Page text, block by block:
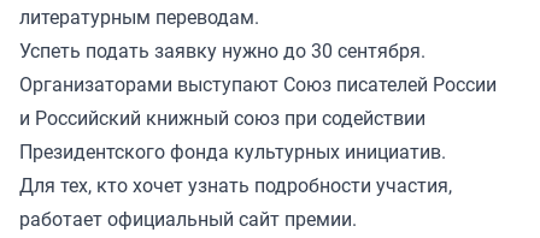
литературным переводам.
Успеть подать заявку нужно до 30 сентября.
Организаторами выступают Союз писателей России
и Российский книжный союз при содействии
Президентского фонда культурных инициатив.
Для тех, кто хочет узнать подробности участия,
работает официальный сайт премии.